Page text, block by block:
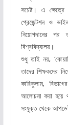
সচেষ্ট। এ
প্রেজেন্টশন ও
নিয়োগদানের পর
বিশ্ববিদ্যালয়।
শুধু তাই নয়,
তাদের শিক্ষকদের
কারিকুলাম,
আলোচনা করা হয়ে
সংযুক্ত থেকে